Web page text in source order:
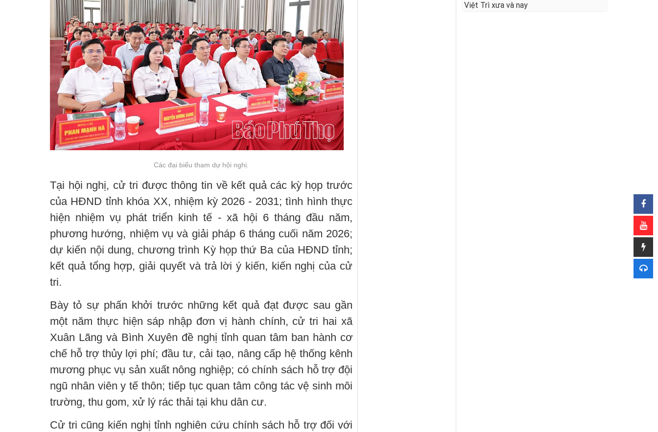
Các đại biểu tham dự hội nghị.
Tại hội nghị, cử tri được thông tin về kết quả các kỳ họp trước
của HĐND tỉnh khóa XX, nhiệm kỳ 2026 - 2031; tình hình thực
hiện nhiệm vụ phát triển kinh tế - xã hội 6 tháng đầu năm,
phương hướng, nhiệm vụ và giải pháp 6 tháng cuối năm 2026;
dự kiến nội dung, chương trình Kỳ họp thứ Ba của HĐND tỉnh;
kết quả tổng hợp, giải quyết và trả lời ý kiến, kiến nghị của cử
tri.
Bày tỏ sự phấn khởi trước những kết quả đạt được sau gần
một năm thực hiện sáp nhập đơn vị hành chính, cử tri hai xã
Xuân Lãng và Bình Xuyên đề nghị tỉnh quan tâm ban hành cơ
chế hỗ trợ thủy lợi phí; đầu tư, cải tạo, nâng cấp hệ thống kênh
mương phục vụ sản xuất nông nghiệp; có chính sách hỗ trợ đội
ngũ nhân viên y tế thôn; tiếp tục quan tâm công tác vệ sinh môi
trường, thu gom, xử lý rác thải tại khu dân cư.
Cử tri cũng kiến nghị tỉnh nghiên cứu chính sách hỗ trợ đối với
Việt Trì xưa và nay